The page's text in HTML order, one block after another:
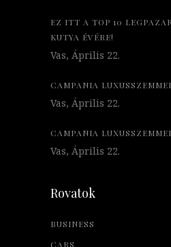
EZ ITT A TOP 10
KUTYA ÉVÉRE!
Vas, Április 22.
CAMPANIA
Vas, Április 22.
CAMPANIA
Vas, Április 22.
Rovatok
BUSINESS
CARS